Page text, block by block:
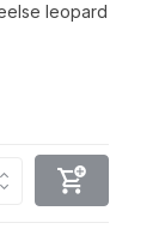
leopard